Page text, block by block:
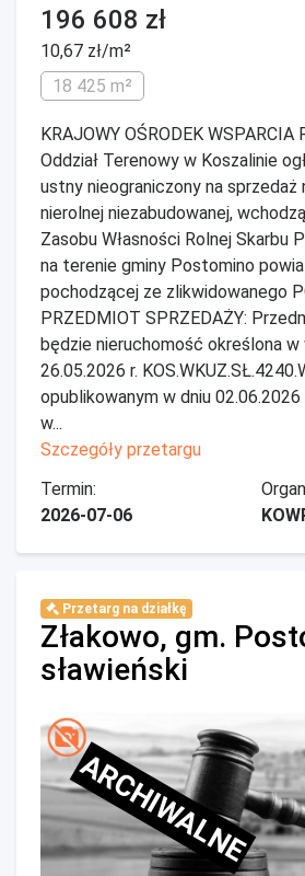
196 608 zł
10,67 zł/m²
18 425 m²
KRAJOWY OŚRODEK WSPARCIA
Oddział Terenowy w Koszalinie
ustny nieograniczony na sprzedaż
nierolnej niezabudowanej,
Zasobu Własności Rolnej Skarbu
na terenie gminy Postomino
pochodzącej ze zlikwidowanego
PRZEDMIOT SPRZEDAŻY:
będzie nieruchomość określona w
26.05.2026 r.
opublikowanym w dniu 02.06.2026
w...
Szczegóły przetargu
Termin:
2026-07-06
Przetarg na działkę
Złakowo, gm.
sławieński
ARCHIWALNE